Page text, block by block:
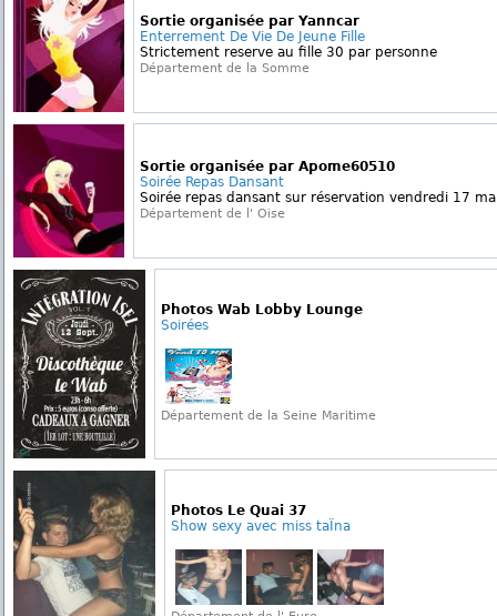
Sortie organisée par Yanncar
Enterrement De Vie De Jeune Fille
Strictement reserve au fille 30 par personne
Département de la Somme
Sortie organisée par Apome60510
Soirée Repas Dansant
Soirée repas dansant sur réservation vendredi 17
Département de l' Oise
Photos Wab Lobby Lounge
Soirées
Département de la Seine Maritime
Photos Le Quai 37
Show sexy avec miss taÏna